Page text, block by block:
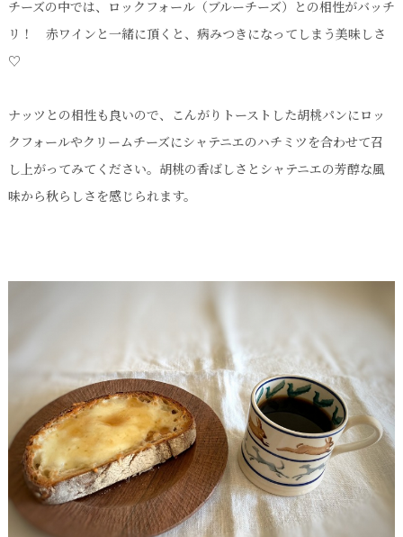
チーズの中では、ロックフォール（ブルーチーズ）との相性がバッチ
リ！ 赤ワインと一緒に頂くと、病みつきになってしまう美味しさ
♡
ナッツとの相性も良いので、こんがりトーストした胡桃パンにロッ
クフォールやクリームチーズにシャテニエのハチミツを合わせて召
し上がってみてください。胡桃の香ばしさとシャテニエの芳醇な風
味から秋らしさを感じられます。